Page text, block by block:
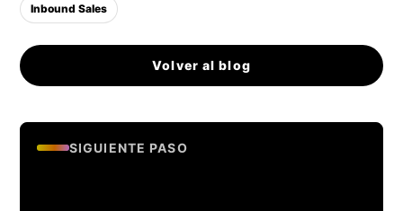
Inbound Sales
Volver al blog
SIGUIENTE PASO